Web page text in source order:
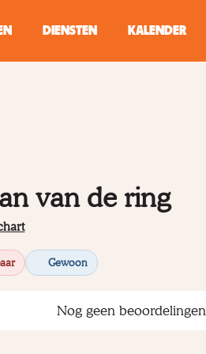
DIENSTEN KALENDER
van de ring
Gewoon
Nog geen beoordelingen